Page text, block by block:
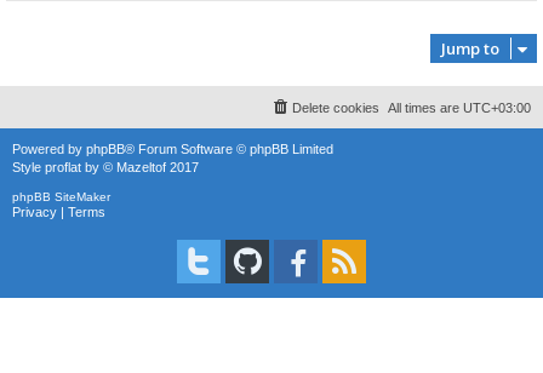
Jump to
All times are UTC+03:00
Delete cookies
Powered by phpBB® Forum Software © phpBB Limited
Style proflat by © Mazeltof 2017
phpBB SiteMaker
Privacy | Terms